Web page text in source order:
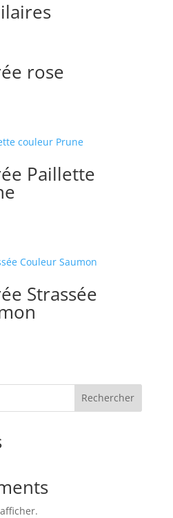
rose
Paillette
Strassée
Rechercher